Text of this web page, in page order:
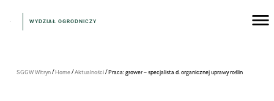
WYDZIAŁ OGRODNICZY
SGGW Witryn/Home/Aktualności/Praca: grower – specjalista d. organicznej uprawy roślin